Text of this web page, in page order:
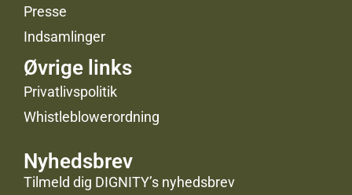
Presse
Indsamlinger
Øvrige links
Privatlivspolitik
Whistleblowerordning
Nyhedsbrev
Tilmeld dig DIGNITY’s nyhedsbrev